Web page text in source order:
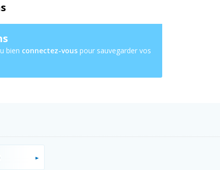
bien connectez-vous pour sauvegarder vos